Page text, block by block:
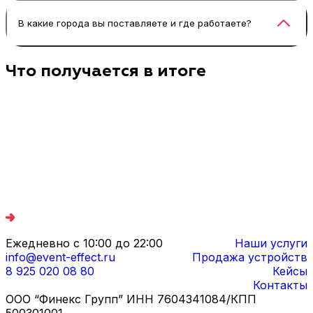
«неоновый туннель футаж» для экрана или
План размещения, питание, базовые настройки
света и камер, а дальше — запуск сценария. Мы
даём регламенты, чтобы вы быстро запустили
В какие города вы поставляете и где работаете?
Базово работаем в Москве и Санкт-Петербурге,
также по России — включая Казань, Ярославль,
Что получается в итоге
Ежедневно с 10:00 до 22:00
info@event-effect.ru
8 925 020 08 80
Наши услуги
Продажа устройств
Кейсы
Контакты
ООО “Финекс Групп” ИНН 7604341084/КПП